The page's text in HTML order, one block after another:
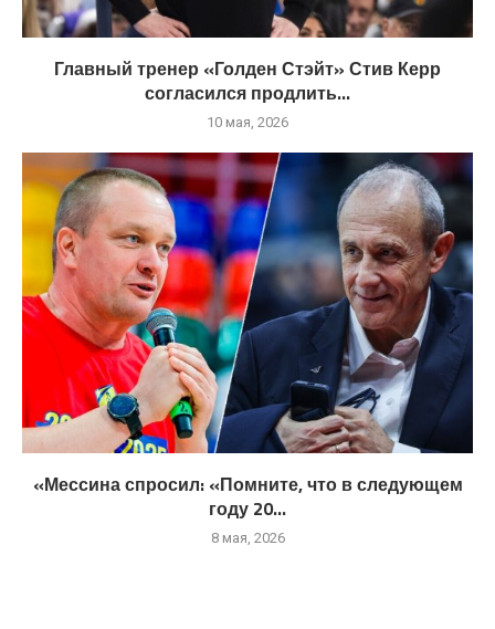
Главный тренер «Голден Стэйт» Стив Керр
согласился продлить...
10 мая, 2026
«Мессина спросил: «Помните, что в следующем
году 20...
8 мая, 2026